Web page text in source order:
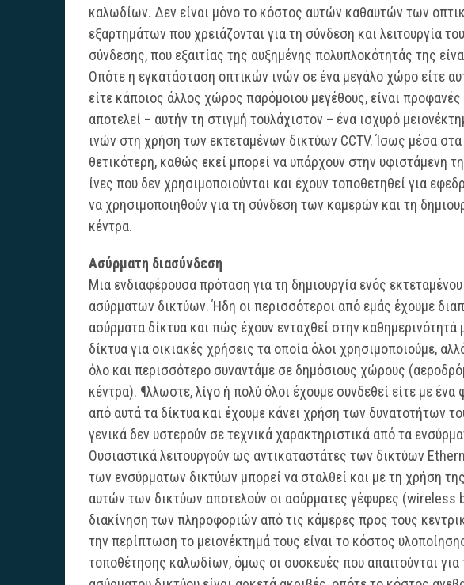
καλωδίων. Δεν είναι μόνο το κόστος αυτών καθαυτών των
εξαρτημάτων που χρειάζονται για τη σύνδεση και λειτουργία
σύνδεσης, που εξαιτίας της αυξημένης πολυπλοκότητάς της
Οπότε η εγκατάσταση οπτικών ινών σε ένα μεγάλο χώρο είτε
είτε κάποιος άλλος χώρος παρόμοιου μεγέθους, είναι
αποτελεί – αυτήν τη στιγμή τουλάχιστον – ένα ισχυρό
ινών στη χρήση των εκτεταμένων δικτύων CCTV. Ίσως μέσα
θετικότερη, καθώς εκεί μπορεί να υπάρχουν στην υφιστάμενη
ίνες που δεν χρησιμοποιούνται και έχουν τοποθετηθεί για
να χρησιμοποιηθούν για τη σύνδεση των καμερών και τη
κέντρα.
Ασύρματη διασύνδεση
Μια ενδιαφέρουσα πρόταση για τη δημιουργία ενός
ασύρματων δικτύων. Ήδη οι περισσότεροι από εμάς έχουμε
ασύρματα δίκτυα και πώς έχουν ενταχθεί στην
δίκτυα για οικιακές χρήσεις τα οποία όλοι χρησιμοποιούμε,
όλο και περισσότερο συναντάμε σε δημόσιους χώρους
κέντρα). ¶λλωστε, λίγο ή πολύ όλοι έχουμε συνδεθεί είτε με
από αυτά τα δίκτυα και έχουμε κάνει χρήση των δυνατοτήτων
γενικά δεν υστερούν σε τεχνικά χαρακτηριστικά από τα
Ουσιαστικά λειτουργούν ως αντικαταστάτες των δικτύων
των ενσύρματων δικτύων μπορεί να σταλθεί και με τη χρήση
αυτών των δικτύων αποτελούν οι ασύρματες γέφυρες
διακίνηση των πληροφοριών από τις κάμερες προς τους
την περίπτωση το μειονέκτημά τους είναι το κόστος
τοποθέτησης καλωδίων, όμως οι συσκευές που απαιτούνται